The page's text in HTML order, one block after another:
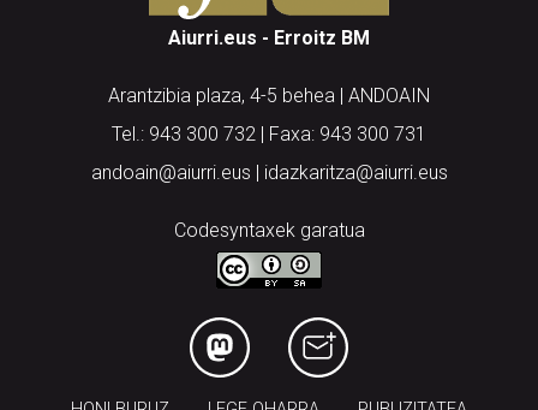
Aiurri.eus - Erroitz BM
Arantzibia plaza, 4-5 behea | ANDOAIN
Tel.: 943 300 732 | Faxa: 943 300 731
andoain@aiurri.eus | idazkaritza@aiurri.eus
Codesyntaxek garatua